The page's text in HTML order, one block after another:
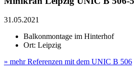
31.05.2021
Balkonmontage im Hinterhof
Ort: Leipzig
» mehr Referenzen mit dem UNIC B 506